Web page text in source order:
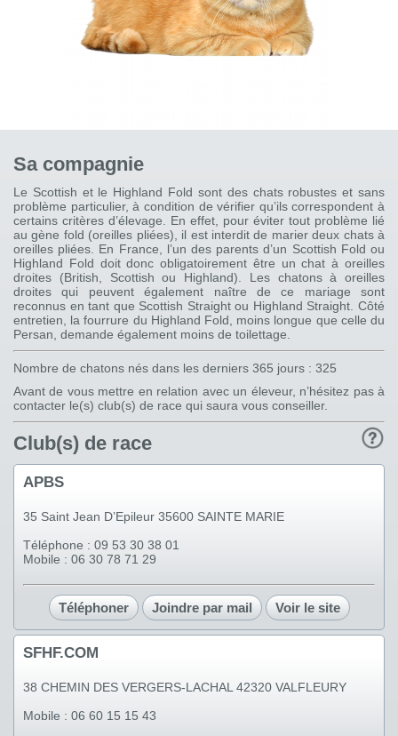
Sa compagnie
Le Scottish et le Highland Fold sont des chats robustes et sans
problème particulier, à condition de vérifier qu’ils correspondent à
certains critères d’élevage. En effet, pour éviter tout problème lié
au gène fold (oreilles pliées), il est interdit de marier deux chats à
oreilles pliées. En France, l’un des parents d’un Scottish Fold ou
Highland Fold doit donc obligatoirement être un chat à oreilles
droites (British, Scottish ou Highland). Les chatons à oreilles
droites qui peuvent également naître de ce mariage sont
reconnus en tant que Scottish Straight ou Highland Straight. Côté
entretien, la fourrure du Highland Fold, moins longue que celle du
Persan, demande également moins de toilettage.
Nombre de chatons nés dans les derniers 365 jours : 325
Avant de vous mettre en relation avec un éleveur, n’hésitez pas à
contacter le(s) club(s) de race qui saura vous conseiller.
Club(s) de race
APBS
35 Saint Jean D’Epileur 35600 SAINTE MARIE
Téléphone : 09 53 30 38 01
Mobile : 06 30 78 71 29
Téléphoner Joindre par mail Voir le site
SFHF.COM
38 CHEMIN DES VERGERS-LACHAL 42320 VALFLEURY
Mobile : 06 60 15 15 43